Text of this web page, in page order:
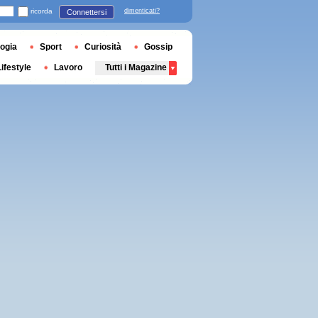
ricorda Connettersi dimenticati?
Sport Curiosità Gossip
Lavoro Tutti i Magazine